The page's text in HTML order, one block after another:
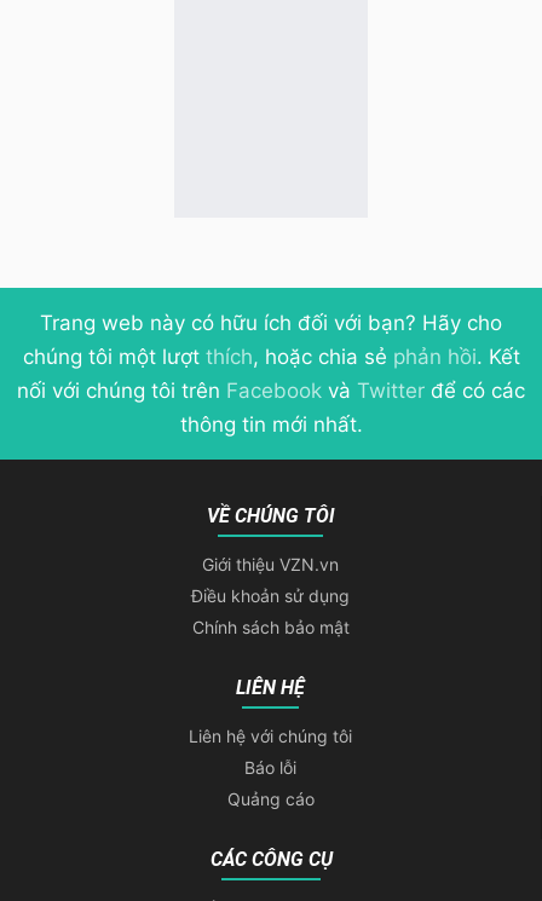
Trang web này có hữu ích đối với bạn? Hãy cho
chúng tôi một lượt thích, hoặc chia sẻ phản hồi. Kết
nối với chúng tôi trên Facebook và Twitter để có các
thông tin mới nhất.
VỀ CHÚNG TÔI
Giới thiệu VZN.vn
Điều khoản sử dụng
Chính sách bảo mật
LIÊN HỆ
Liên hệ với chúng tôi
Báo lỗi
Quảng cáo
CÁC CÔNG CỤ